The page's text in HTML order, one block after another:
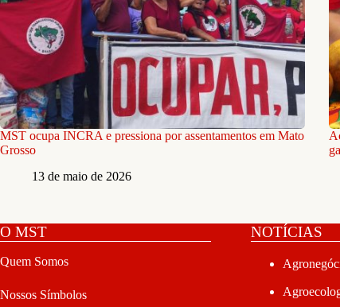
MST ocupa INCRA e pressiona por assentamentos em Mato
Grosso
13 de maio de 2026
O MST
Quem Somos
Nossos Símbolos
NOTÍCIAS